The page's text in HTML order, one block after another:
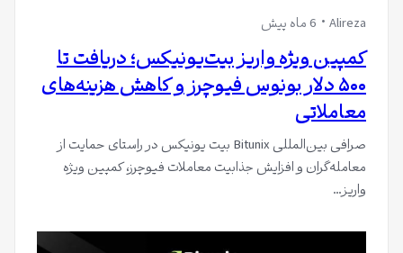
Alireza 6 ماه پیش
کمپین ویژه واریز بیت‌یونیکس؛ دریافت تا
۵۰۰ دلار بونوس فیوچرز و کاهش هزینه‌های
معاملاتی
صرافی بین‌المللی Bitunix بیت یونیکس در راستای حمایت از
معامله‌گران و افزایش جذابیت معاملات فیوچرز، کمپین ویژه
واریز…